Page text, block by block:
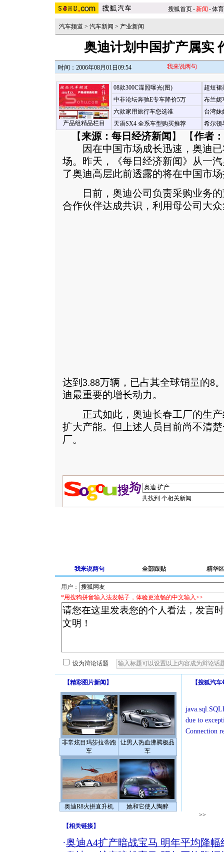
搜狐首页-新闻 -体育
汽车频道 > 汽车新闻 > 产业新闻
奥迪计划中国扩产属实
时间：2006年08月01日09:54 我来说两句
产品组精品栏目
08款300C谍照曝光(图)
中非论坛奔驰E专车降价5万
六款家用旅行车您选谁
天语SX4 全系车型购买推荐
超短裙
布兰妮
台湾妹
希尔顿
【来源：每日经济新闻 】 【作者
因在中国市场成长迅速，奥迪已
场。昨天，《每日经济新闻》从一
了奥迪高层此前透露的将在中国市
日前，奥迪公司负责采购业务的
合作伙伴达成共识，利用母公司大
达到3.88万辆，已占其全球销量的8
迪最重要的增长动力。
正式如此，奥迪长春工厂的生产
扩大产能。但上述人员目前尚不清
厂。
共找到 个相关新闻.
我来说两句 全部跟贴 精华区
用户：
*用搜狗拼音输入法发帖子，体验更流畅的中文输入>>
设为辩论话题
【精彩图片新闻 】
非常炫目玛莎拉蒂跑
车
让男人热血沸腾极品
车
奥迪R8火拼直升机 她和它使人陶醉
【搜狐汽车
due to
Connection
>>
【相关链接】
·奥迪A4扩产暗战宝马 明年平均降幅